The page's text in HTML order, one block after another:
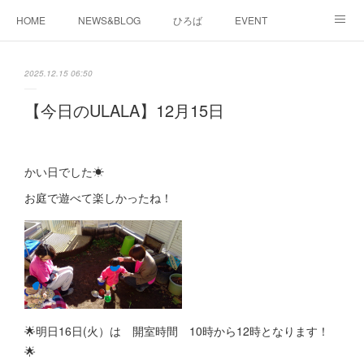
HOME NEWS&BLOG ひろば EVENT
2025.12.15 06:50
【今日のULALA】12月15日
かい日でした☀
お庭で遊べて楽しかったね！
🌟明日16日(火）は 開室時間 10時から12時となります！
🌟